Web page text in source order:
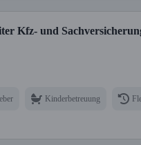
Kfz- und
Kinderbetreuung